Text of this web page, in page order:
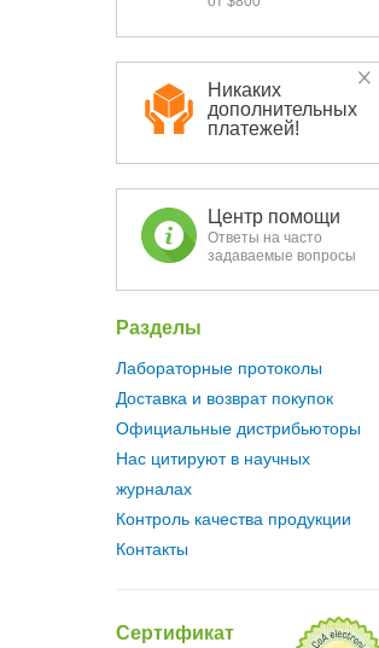
Никаких
дополнительных
платежей!
Центр помощи
Ответы на часто
задаваемые вопросы
Разделы
Лабораторные протоколы
Доставка и возврат покупок
Официальные дистрибьюторы
Нас цитируют в научных
журналах
Контроль качества продукции
Контакты
Сертификат